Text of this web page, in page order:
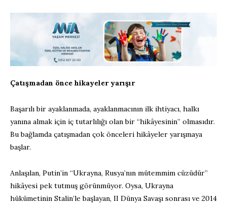
Çatışmadan önce hikayeler yarışır
Başarılı bir ayaklanmada, ayaklanmacının ilk ihtiyacı, halkı
yanına almak için iç tutarlılığı olan bir “hikâyesinin” olmasıdır.
Bu bağlamda çatışmadan çok önceleri hikâyeler yarışmaya
başlar.
Anlaşılan, Putin’in “Ukrayna, Rusya’nın mütemmim cüzüdür”
hikâyesi pek tutmuş görünmüyor. Oysa, Ukrayna
hükümetinin Stalin’le başlayan, II Dünya Savaşı sonrası ve 2014